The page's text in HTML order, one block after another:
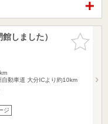
お気に入
りに追加
しました）
動車道 大分ICより約10km
ジ